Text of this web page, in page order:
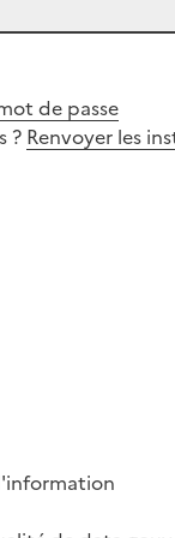
de passe
? Renvoyer les